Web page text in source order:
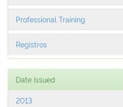
Professional Training
Registros
Date issued
2013